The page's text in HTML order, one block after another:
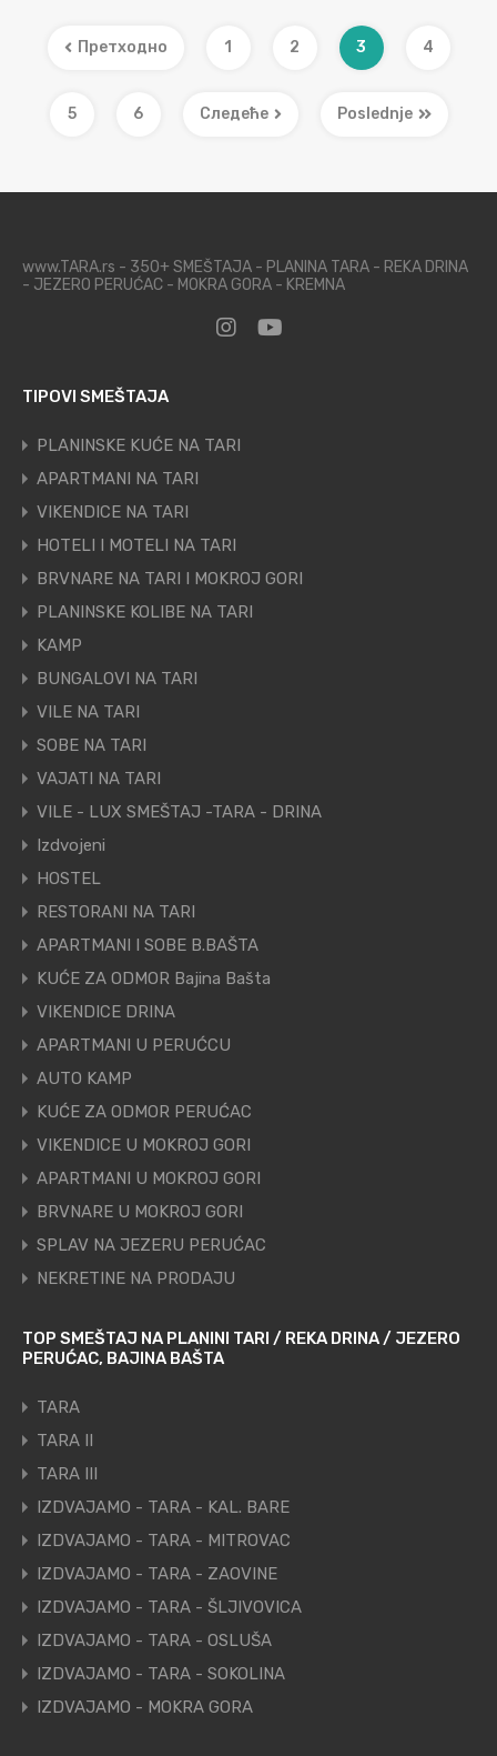
Претходно 1 2 3 4
5 6 Следеће Poslednje
www.TARA.rs - 350+ SMEŠTAJA - PLANINA TARA - REKA DRINA
- JEZERO PERUĆAC - MOKRA GORA - KREMNA
TIPOVI SMEŠTAJA
PLANINSKE KUĆE NA TARI
APARTMANI NA TARI
VIKENDICE NA TARI
HOTELI I MOTELI NA TARI
BRVNARE NA TARI I MOKROJ GORI
PLANINSKE KOLIBE NA TARI
KAMP
BUNGALOVI NA TARI
VILE NA TARI
SOBE NA TARI
VAJATI NA TARI
VILE - LUX SMEŠTAJ -TARA - DRINA
Izdvojeni
HOSTEL
RESTORANI NA TARI
APARTMANI I SOBE B.BAŠTA
KUĆE ZA ODMOR Bajina Bašta
VIKENDICE DRINA
APARTMANI U PERUĆCU
AUTO KAMP
KUĆE ZA ODMOR PERUĆAC
VIKENDICE U MOKROJ GORI
APARTMANI U MOKROJ GORI
BRVNARE U MOKROJ GORI
SPLAV NA JEZERU PERUĆAC
NEKRETINE NA PRODAJU
TOP SMEŠTAJ NA PLANINI TARI / REKA DRINA / JEZERO
PERUĆAC, BAJINA BAŠTA
TARA
TARA II
TARA III
IZDVAJAMO - TARA - KAL. BARE
IZDVAJAMO - TARA - MITROVAC
IZDVAJAMO - TARA - ZAOVINE
IZDVAJAMO - TARA - ŠLJIVOVICA
IZDVAJAMO - TARA - OSLUŠA
IZDVAJAMO - TARA - SOKOLINA
IZDVAJAMO - MOKRA GORA